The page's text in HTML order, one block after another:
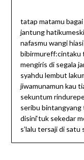
tatap matamu
jantung
nafasmu wangi
bibirmureff:cintaku
mengiris di segala
syahdu lembut
jiwamunamun kau
sekuntum
seribu bintangyang
disini‘tuk sekedar
s’lalu tersaji di